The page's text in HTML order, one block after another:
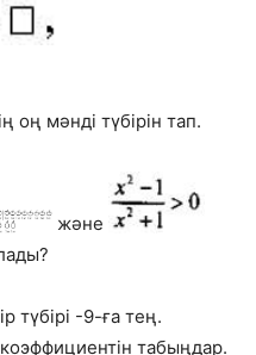
оң мәнді түбірін тап.
және
түбірі -9-ға тең.
табыңдар.